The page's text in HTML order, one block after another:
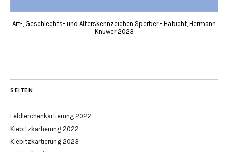
Art-, Geschlechts- und Alterskennzeichen Sperber - Habicht, Hermann
Knüwer 2023
SEITEN
Feldlerchenkartierung 2022
Kiebitzkartierung 2022
Kiebitzkartierung 2023